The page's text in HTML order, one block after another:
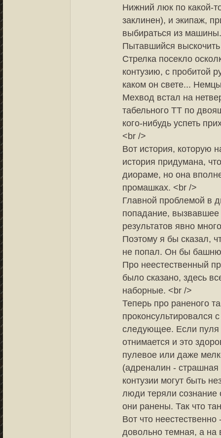
Нижний люк по какой-
заклинен), и экипаж,
выбираться из
Пытавшийся
Стрелка посекло
контузию, с пробитой
каком он свете...
Мехвод встал на
табельного ТТ по
кого-нибудь успеть
<br />
Вот история, которую
история придумана,
диораме, но она
промашках. <br />
Главной проблемой в
попадание,
результатов явно
Поэтому я бы сказал,
не попал. Он бы башню
Про неестественный
было сказано, здесь
наборные. <br />
Теперь про раненого
проконсультировался
следующее. Если пуля
отнимается и это
пулевое или даже
(адреналин -
контузии могут быть
люди теряли сознание
они ранены. Так что
Вот что
довольно темная, а на